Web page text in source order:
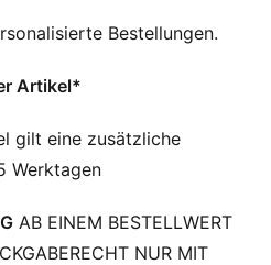
perforiertem Schuhblatt
breiteren vertikalen Linien
Bestellungen.
Artikel*
gilt eine zusätzliche
Werktagen
AB EINEM BESTELLWERT
NUR MIT